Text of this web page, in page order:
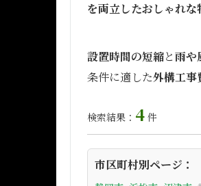
を両立したおしゃれな
設置時間の短縮と雨や
条件に適した外構工事
検索結果： 4 件
市区町村別ページ：